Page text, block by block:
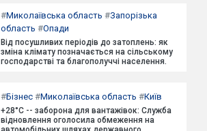
#Миколаївська область #Запорізька
область #Опади
Від посушливих періодів до затоплень: як
зміна клімату позначається на сільському
господарстві та благополуччі населення.
#Бізнес #Миколаївська область #Київ
+28°C -- заборона для вантажівок: Служба
відновлення оголосила обмеження на